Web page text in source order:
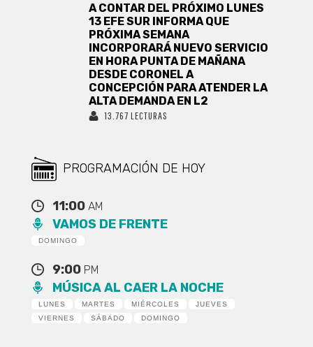
A CONTAR DEL PRÓXIMO LUNES
13 EFE SUR INFORMA QUE
PRÓXIMA SEMANA
INCORPORARÁ NUEVO SERVICIO
EN HORA PUNTA DE MAÑANA
DESDE CORONEL A
CONCEPCIÓN PARA ATENDER LA
ALTA DEMANDA EN L2
13.767 LECTURAS
PROGRAMACIÓN DE HOY
11:00 AM
VAMOS DE FRENTE
DOMINGO
9:00 PM
MÚSICA AL CAER LA NOCHE
LUNES MARTES MIÉRCOLES
JUEVES
VIERNES
SÁBADO DOMINGO